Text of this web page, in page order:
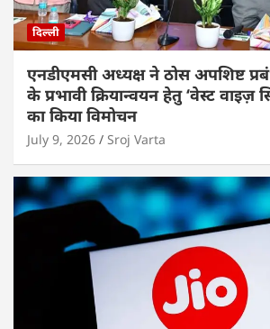
दिल्ली
एनडीएमसी अध्यक्ष ने ठोस अपशिष्ट
के प्रभावी क्रियान्वयन हेतु ‘वेस्ट वाइज़
का किया विमोचन
July 9, 2026 Sroj Varta